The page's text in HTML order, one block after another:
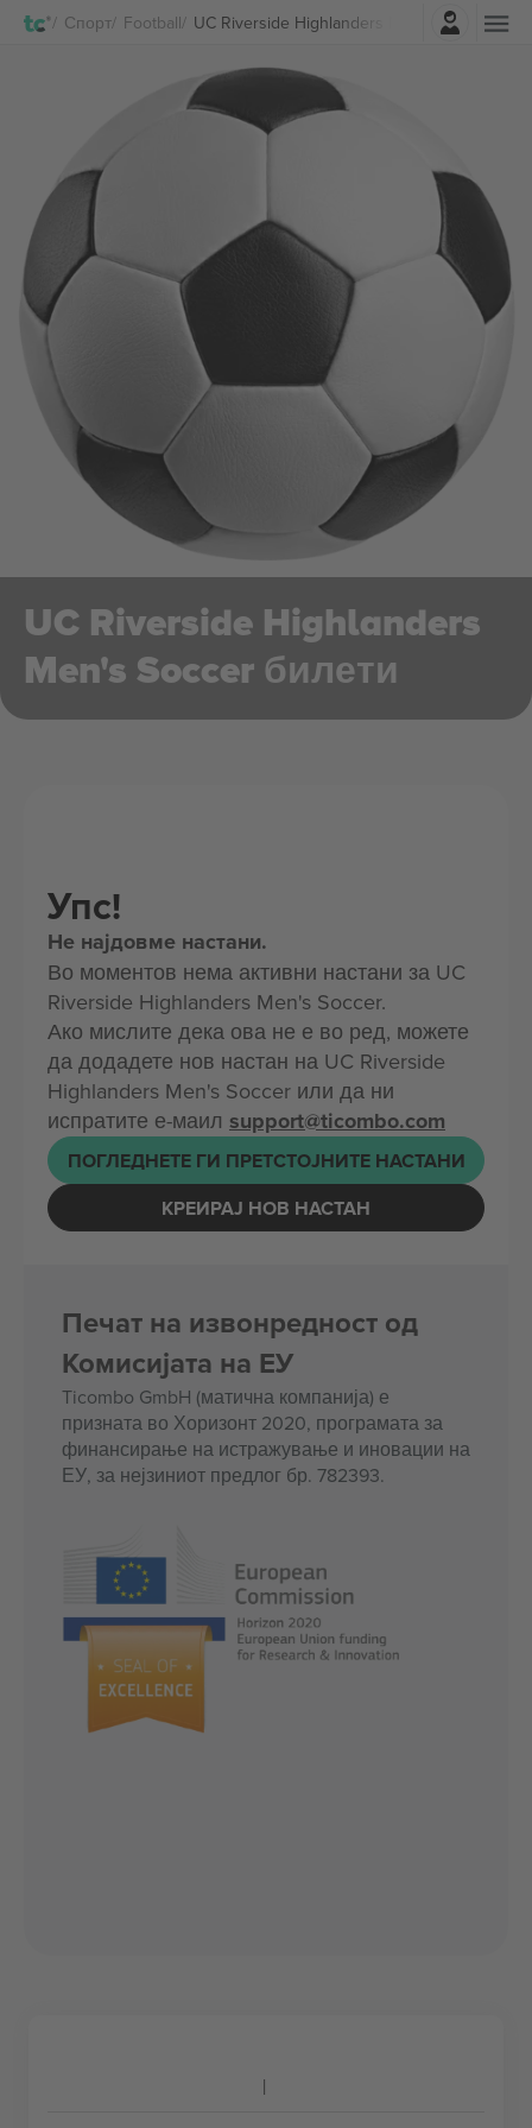
Спорт Football UC Riverside Highlanders Men's Soccer
Најави се
UC Riverside Highlanders
Men's Soccer билети
Упс!
Не најдовме настани.
Во моментов нема активни настани за UC
Riverside Highlanders Men's Soccer.
Ако мислите дека ова не е во ред, можете
да додадете нов настан на UC Riverside
Highlanders Men's Soccer или да ни
испратите е-маил support@ticombo.com
ПОГЛЕДНЕТЕ ГИ ПРЕТСТОЈНИТЕ НАСТАНИ
КРЕИРАЈ НОВ НАСТАН
Печат на извонредност од
Комисијата на ЕУ
Ticombo GmbH (матична компанија) е
призната во Хоризонт 2020, програмата за
финансирање на истражување и иновации на
ЕУ, за нејзиниот предлог бр. 782393.